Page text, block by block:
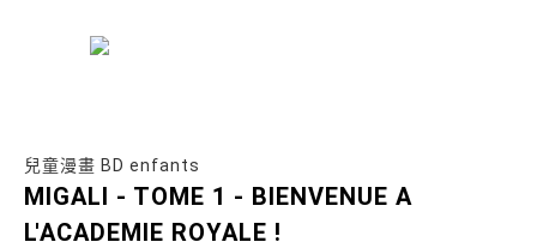
兒童漫畫 BD enfants
MIGALI - TOME 1 - BIENVENUE A
L'ACADEMIE ROYALE !